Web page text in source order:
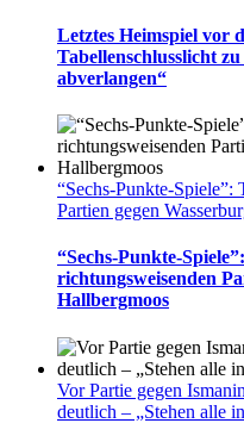
Letztes Heimspiel vor
Tabellenschlusslicht
abverlangen“
“Sechs-Punkte-
Partien gegen
“Sechs-Punkte-
richtungsweisenden
Hallbergmoos
Vor Partie gegen
deutlich – „Stehen alle